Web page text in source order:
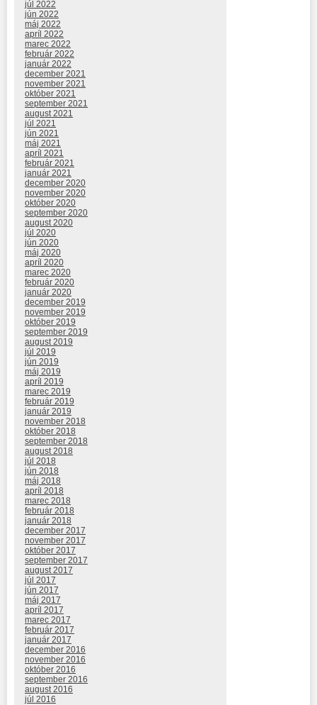
júl 2022
jún 2022
máj 2022
apríl 2022
marec 2022
február 2022
január 2022
december 2021
november 2021
október 2021
september 2021
august 2021
júl 2021
jún 2021
máj 2021
apríl 2021
február 2021
január 2021
december 2020
november 2020
október 2020
september 2020
august 2020
júl 2020
jún 2020
máj 2020
apríl 2020
marec 2020
február 2020
január 2020
december 2019
november 2019
október 2019
september 2019
august 2019
júl 2019
jún 2019
máj 2019
apríl 2019
marec 2019
február 2019
január 2019
november 2018
október 2018
september 2018
august 2018
júl 2018
jún 2018
máj 2018
apríl 2018
marec 2018
február 2018
január 2018
december 2017
november 2017
október 2017
september 2017
august 2017
júl 2017
jún 2017
máj 2017
apríl 2017
marec 2017
február 2017
január 2017
december 2016
november 2016
október 2016
september 2016
august 2016
júl 2016